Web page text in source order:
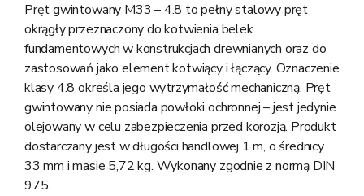
Pręt gwintowany M33 – 4.8 to pełny stalowy pręt
okrągły przeznaczony do kotwienia belek
fundamentowych w konstrukcjach drewnianych oraz do
zastosowań jako element kotwiący i łączący. Oznaczenie
klasy 4.8 określa jego wytrzymałość mechaniczną. Pręt
gwintowany nie posiada powłoki ochronnej – jest jedynie
olejowany w celu zabezpieczenia przed korozją. Produkt
dostarczany jest w długości handlowej 1 m, o średnicy
33 mm i masie 5,72 kg. Wykonany zgodnie z normą DIN
975.